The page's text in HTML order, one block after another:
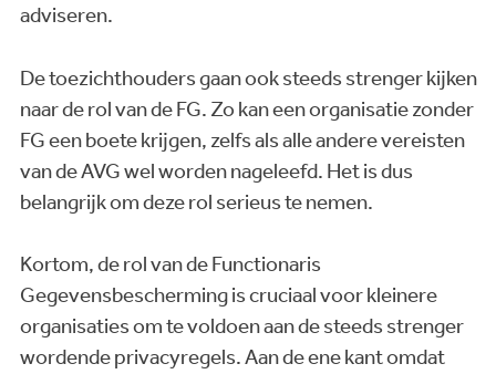
adviseren.
De toezichthouders gaan ook steeds strenger kijken
naar de rol van de FG. Zo kan een organisatie zonder
FG een boete krijgen, zelfs als alle andere vereisten
van de AVG wel worden nageleefd. Het is dus
belangrijk om deze rol serieus te nemen.
Kortom, de rol van de Functionaris
Gegevensbescherming is cruciaal voor kleinere
organisaties om te voldoen aan de steeds strenger
wordende privacyregels. Aan de ene kant omdat